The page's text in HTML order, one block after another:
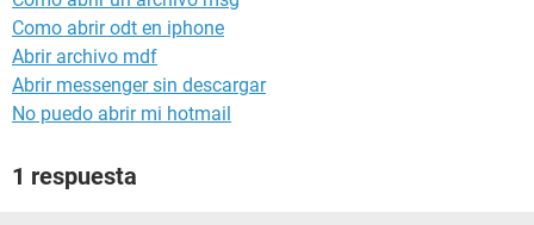
Como abrir odt en iphone
Abrir archivo mdf
Abrir messenger sin descargar
No puedo abrir mi hotmail
1 respuesta